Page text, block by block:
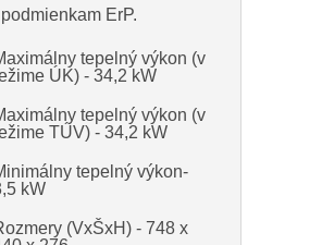
ErP.
tepelný výkon (v
ÚK) - 34,2 kW
tepelný výkon (v
TÚV) - 34,2 kW
tepelný výkon-
kW
(VxŠxH) - 748 x